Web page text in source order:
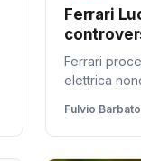
Ferrari
Ferrari
elettrica
sulla
Fulvio Barbato